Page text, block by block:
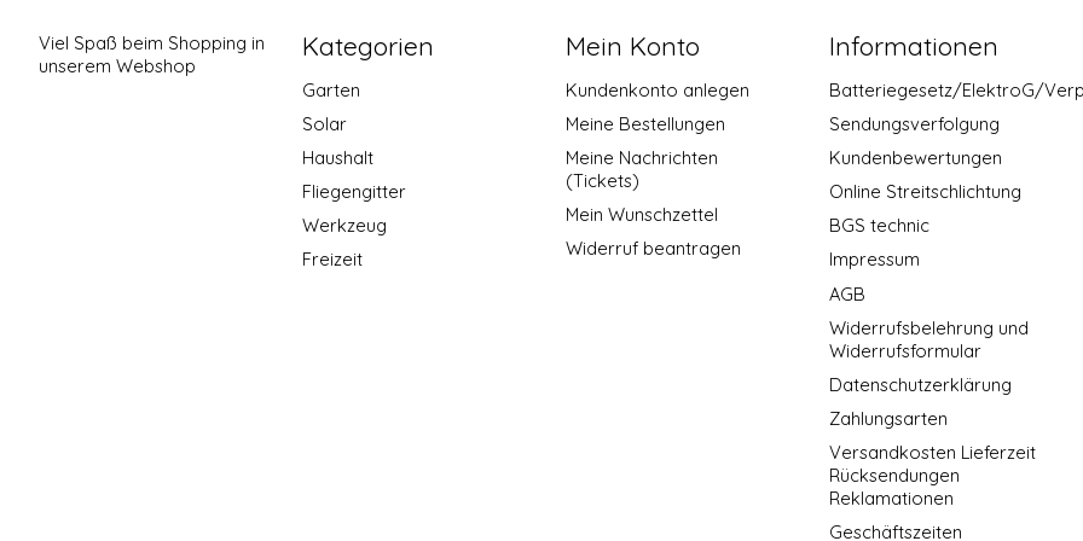
Viel Spaß beim Shopping in
unserem Webshop
Kategorien
Garten
Solar
Haushalt
Fliegengitter
Werkzeug
Freizeit
Mein Konto
Kundenkonto anlegen
Meine Bestellungen
Meine Nachrichten
(Tickets)
Mein Wunschzettel
Widerruf beantragen
Informationen
Batteriegesetz/ElektroG/
Sendungsverfolgung
Kundenbewertungen
Online Streitschlichtung
BGS technic
Impressum
AGB
Widerrufsbelehrung und
Widerrufsformular
Datenschutzerklärung
Zahlungsarten
Versandkosten Lieferzeit
Rücksendungen
Reklamationen
Geschäftszeiten